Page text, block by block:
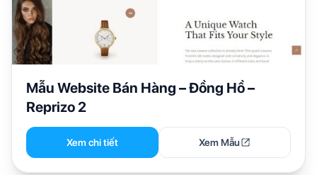
Mẫu Website Bán Hàng – Đồng Hồ –
Reprizo 2
Xem chi tiết Xem Mẫu